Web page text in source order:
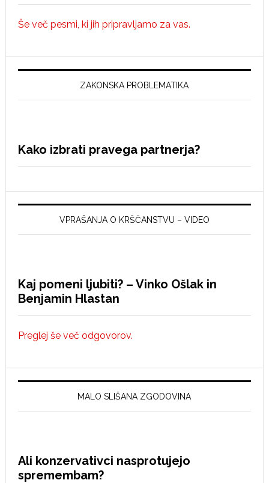
Še več pesmi, ki jih pripravljamo za vas.
ZAKONSKA PROBLEMATIKA
Kako izbrati pravega partnerja?
VPRAŠANJA O KRŠČANSTVU – VIDEO
Kaj pomeni ljubiti? – Vinko Ošlak in
Benjamin Hlastan
Preglej še več odgovorov.
MALO SLIŠANA ZGODOVINA
Ali konzervativci nasprotujejo
spremembam?